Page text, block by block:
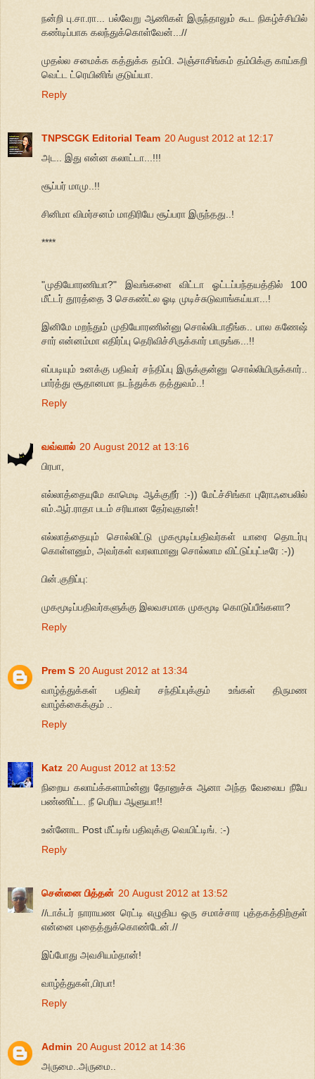
நன்றி பு.சா.ரா... பல்வேறு ஆணிகள் இருந்தாலும் கூட நிகழ்ச்சியில்
கண்டிப்பாக கலந்துக்கொள்வேன்...//
முதல்ல சமைக்க கத்துக்க தம்பி. அஞ்சாசிங்கம் தம்பிக்கு காய்கறி
வெட்ட ட்ரெயினிங் குடுய்யா.
Reply
TNPSCGK Editorial Team 20 August 2012 at 12:17
அட.. இது என்ன கலாட்டா...!!!
சூப்பர் மாமு..!!
சினிமா விமர்சனம் மாதிரியே சூப்பரா இருந்தது..!
****
"முதியோரணியா?" இவங்களை விட்டா ஓட்டப்பந்தயத்தில் 100
மீட்டர் தூரத்தை 3 செகண்ட்ல ஓடி முடிச்சுடுவாங்கய்யா...!
இனிமே மறந்தும் முதியோரணின்னு சொல்லிடாதீங்க.. பால கணேஷ்
சார் என்னம்மா எதிர்ப்பு தெரிவிச்சிருக்கார் பாருங்க...!!
எப்படியும் உனக்கு பதிவர் சந்திப்பு இருக்குன்னு சொல்லியிருக்கார்..
பார்த்து சூதானமா நடந்துக்க தத்துவம்..!
Reply
வவ்வால் 20 August 2012 at 13:16
பிரபா,
எல்லாத்தையுமே காமெடி ஆக்குறீர் :-)) மேட்ச்சிங்கா புரோஃபைலில்
எம்.ஆர்.ராதா படம் சரியான தேர்வுதான்!
எல்லாத்தையும் சொல்லிட்டு முகமூடிப்பதிவர்கள் யாரை தொடர்பு
கொள்ளனும், அவர்கள் வரலாமானு சொல்லாம விட்டுப்புட்டீரே :-))
பின்.குறிப்பு:
முகமூடிப்பதிவர்களுக்கு இலவசமாக முகமூடி கொடுப்பீங்களா?
Reply
Prem S 20 August 2012 at 13:34
வாழ்த்துக்கள் பதிவர் சந்திப்புக்கும் உங்கள் திருமண
வாழ்க்கைக்கும் ..
Reply
Katz 20 August 2012 at 13:52
நிறைய கலாய்க்களாம்ன்னு தோனுச்சு ஆனா அந்த வேலைய நீயே
பண்ணிட்ட. நீ பெரிய ஆளுயா!!
உன்னோட Post மீட்டிங் பதிவுக்கு வெயிட்டிங். :-)
Reply
சென்னை பித்தன் 20 August 2012 at 13:52
//டாக்டர் நாராயண ரெட்டி எழுதிய ஒரு சமாச்சார புத்தகத்திற்குள்
என்னை புதைத்துக்கொண்டேன்.//
இப்போது அவசியம்தான்!
வாழ்த்துகள்,பிரபா!
Reply
Admin 20 August 2012 at 14:36
அருமை..அருமை..